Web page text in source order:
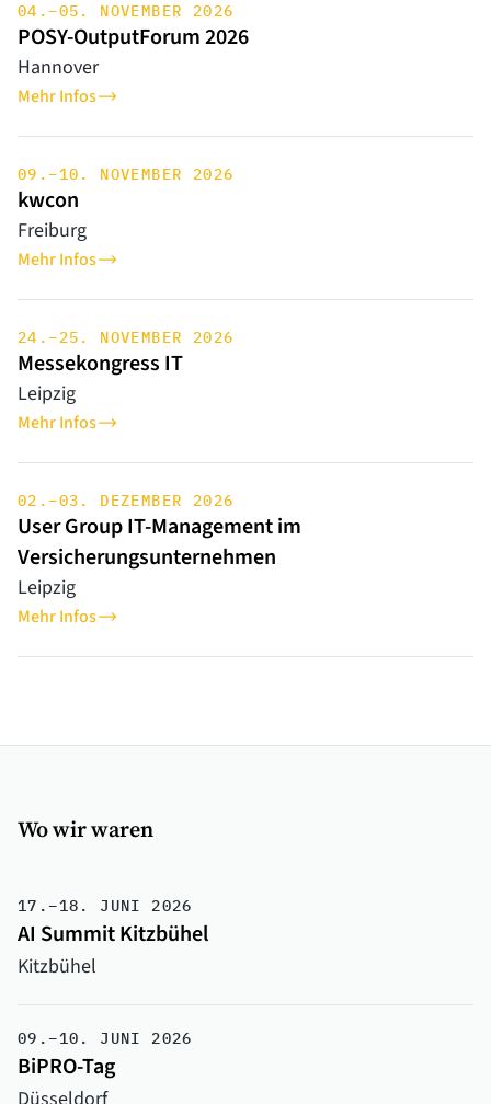
04.–05. NOVEMBER 2026
POSY-OutputForum 2026
Hannover
Mehr Infos
09.–10. NOVEMBER 2026
kwcon
Freiburg
Mehr Infos
24.–25. NOVEMBER 2026
Messekongress IT
Leipzig
Mehr Infos
02.–03. DEZEMBER 2026
User Group IT-Management im
Versicherungsunternehmen
Leipzig
Mehr Infos
Wo wir waren
17.–18. JUNI 2026
AI Summit Kitzbühel
Kitzbühel
09.–10. JUNI 2026
BiPRO-Tag